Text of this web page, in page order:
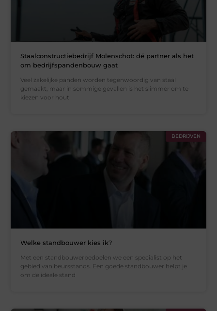
Staalconstructiebedrijf Molenschot: dé partner als het
om bedrijfspandenbouw gaat
Veel zakelijke panden worden tegenwoordig van staal
gemaakt, maar in sommige gevallen is het slimmer om te
kiezen voor hout
BEDRIJVEN
Welke standbouwer kies ik?
Met een standbouwerbedoelen we een specialist op het
gebied van beursstands. Een goede standbouwer helpt je
om de ideale stand